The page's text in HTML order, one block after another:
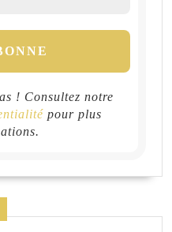
! Consultez notre
pour plus